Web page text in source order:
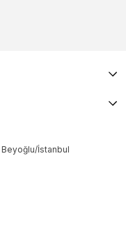
İstanbul